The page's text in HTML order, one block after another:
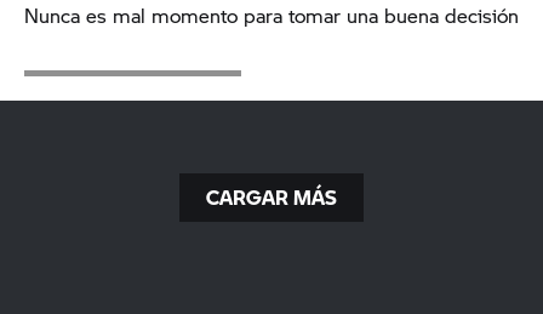
Nunca es mal momento para tomar una buena decisión
CARGAR MÁS